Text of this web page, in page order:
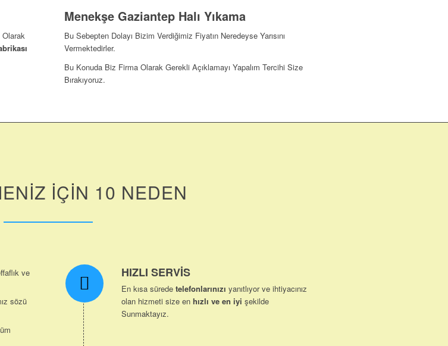
Menekşe Gaziantep Halı Yıkama
Bu Sebepten Dolayı Bizim Verdiğimiz Fiyatın Neredeyse Yarısını
Vermektedirler.
Bu Konuda Biz Firma Olarak Gerekli Açıklamayı Yapalım Tercihi Size
Bırakıyoruz.
İÇİN 10 NEDEN
ve
sözü
HIZLI SERVİS
En kısa süredetelefonlarınızı yanıtlıyor ve ihtiyacınız
olan hizmeti size enhızlı ve en iyi şekilde
Sunmaktayız.